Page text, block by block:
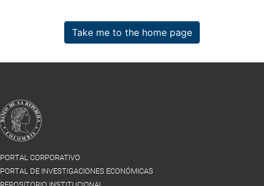
Take me to the home page
PORTAL CORPORATIVO
PORTAL DE INVESTIGACIONES ECONÓMICAS